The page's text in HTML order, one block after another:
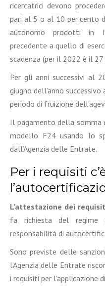
ricercatrici devono
pari al 5 o al 10 per cento
autonomo prodotti in
precedente a quello di
scadenza (per il 2022 è il
Per gli anni successivi al
giugno dell’anno
periodo di fruizione
Il pagamento della somma
modello F24 usando lo
dall’Agenzia delle Entrate.
Per i requisiti
L’attestazione dei
fa richiesta del regime
responsabilità di
Sono previste delle
l’Agenzia delle Entrate
i requisiti per l’applicazione